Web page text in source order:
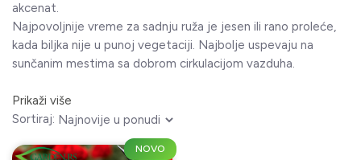
akcenat.
Najpovoljnije vreme za sadnju ruža je jesen ili rano proleće,
kada biljka nije u punoj vegetaciji. Najbolje uspevaju na
sunčanim mestima sa dobrom cirkulacijom vazduha.
Prikaži više
Sortiraj:
NOVO